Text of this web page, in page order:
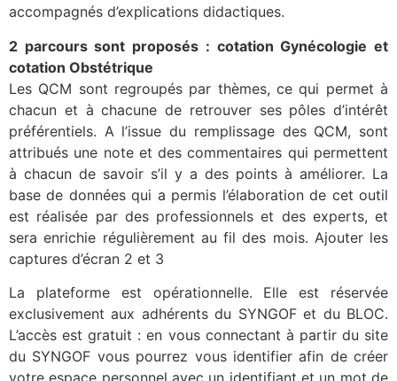
accompagnés d’explications didactiques.
2 parcours sont proposés : cotation Gynécologie et
cotation Obstétrique
Les QCM sont regroupés par thèmes, ce qui permet à
chacun et à chacune de retrouver ses pôles d’intérêt
préférentiels. A l’issue du remplissage des QCM, sont
attribués une note et des commentaires qui permettent
à chacun de savoir s’il y a des points à améliorer. La
base de données qui a permis l’élaboration de cet outil
est réalisée par des professionnels et des experts, et
sera enrichie régulièrement au fil des mois. Ajouter les
captures d’écran 2 et 3
La plateforme est opérationnelle. Elle est réservée
exclusivement aux adhérents du SYNGOF et du BLOC.
L’accès est gratuit : en vous connectant à partir du site
du SYNGOF vous pourrez vous identifier afin de créer
votre espace personnel avec un identifiant et un mot de